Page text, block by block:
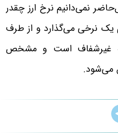
نمی‌دانیم نرخ ارز چقدر
نرخی می‌گذارد و از طرف
که غیرشفاف است و مشخص
می‌شود.